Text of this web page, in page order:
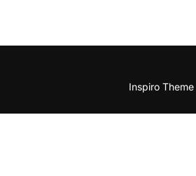
Inspiro Theme